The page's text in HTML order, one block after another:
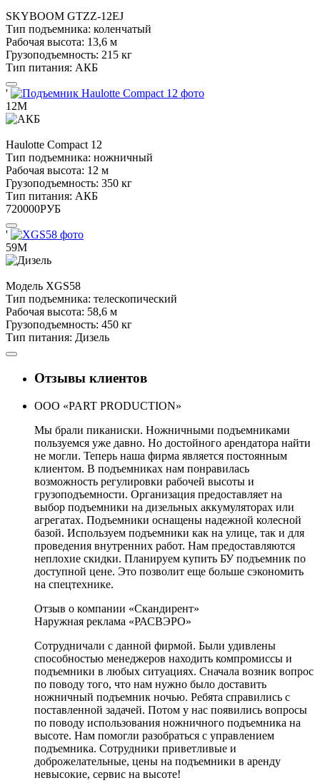
SKYBOOM GTZZ-12EJ
Тип подъемника: коленчатый
Рабочая высота: 13,6 м
Грузоподъемность: 215 кг
Тип питания: АКБ
'
12М
Haulotte Compact 12
Тип подъемника: ножничный
Рабочая высота: 12 м
Грузоподъемность: 350 кг
Тип питания: АКБ
720000РУБ
'
59М
Модель XGS58
Тип подъемника: телескопический
Рабочая высота: 58,6 м
Грузоподъемность: 450 кг
Тип питания: Дизель
Отзывы клиентов
ООО «PART PRODUCTION»
Мы брали пиканиски. Ножничными подъемниками
пользуемся уже давно. Но достойного арендатора найти
не могли. Теперь наша фирма является постоянным
клиентом. В подъемниках нам понравилась
возможность регулировки рабочей высоты и
грузоподъемности. Организация предоставляет на
выбор подъемники на дизельных аккумуляторах или
агрегатах. Подъемники оснащены надежной колесной
базой. Используем подъемники как на улице, так и для
проведения внутренних работ. Нам предоставляются
неплохие скидки. Планируем купить БУ подъемник по
доступной цене. Это позволит еще больше сэкономить
на спецтехнике.
Отзыв о компании «Скандирент»
Наружная реклама «РАСВЭРО»
Сотрудничали с данной фирмой. Были удивлены
способностью менеджеров находить компромиссы и
подъемники в любых ситуациях. Сначала возник вопрос
по поводу того, что нам нужно было доставить
ножничный подъемник ночью. Ребята справились с
поставленной задачей. Потом у нас появились вопросы
по поводу использования ножничного подъемника на
высоте. Нам помогли разобраться с управлением
подъемника. Сотрудники приветливые и
доброжелательные, цены на подъемники в аренду
невысокие, сервис на высоте!